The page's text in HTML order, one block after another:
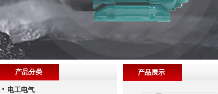
产品展示
产品分类
电工电气